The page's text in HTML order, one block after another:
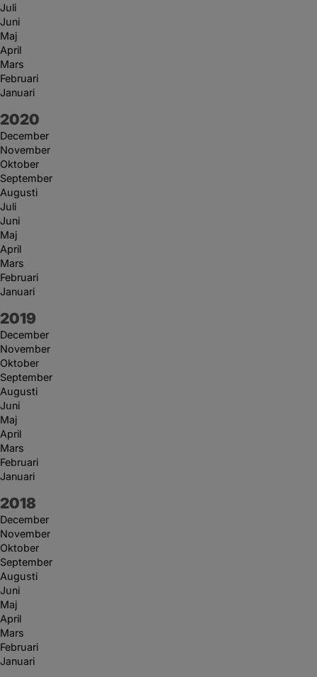
Juli
Juni
Maj
April
Mars
Februari
Januari
År:
2020
December
November
Oktober
September
Augusti
Juli
Juni
Maj
April
Mars
Februari
Januari
År:
2019
December
November
Oktober
September
Augusti
Juni
Maj
April
Mars
Februari
Januari
År:
2018
December
November
Oktober
September
Augusti
Juni
Maj
April
Mars
Februari
Januari